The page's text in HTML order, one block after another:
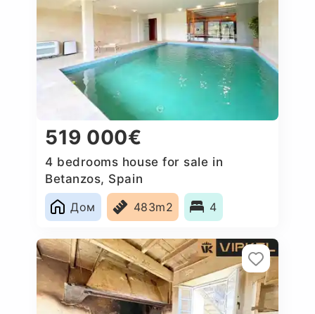
519 000€
4 bedrooms house for sale in
Betanzos, Spain
Дом
483m2 4